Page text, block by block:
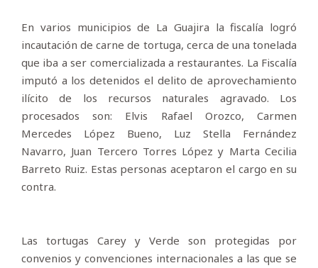
En varios municipios de La Guajira la fiscalía logró
incautación de carne de tortuga, cerca de una tonelada
que iba a ser comercializada a restaurantes. La Fiscalía
imputó a los detenidos el delito de aprovechamiento
ilícito de los recursos naturales agravado. Los
procesados son: Elvis Rafael Orozco, Carmen
Mercedes López Bueno, Luz Stella Fernández
Navarro, Juan Tercero Torres López y Marta Cecilia
Barreto Ruiz. Estas personas aceptaron el cargo en su
contra.
Las tortugas Carey y Verde son protegidas por
convenios y convenciones internacionales a las que se